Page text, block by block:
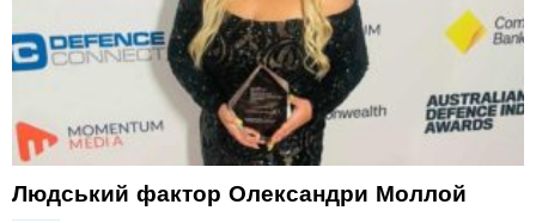
Людський фактор Олександри Моллой